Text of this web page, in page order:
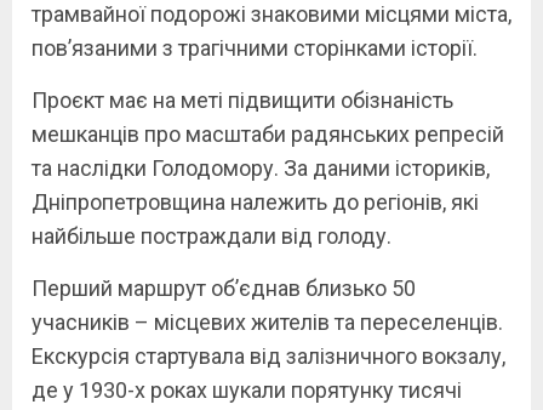
трамвайної подорожі знаковими місцями міста,
пов’язаними з трагічними сторінками історії.
Проєкт має на меті підвищити обізнаність
мешканців про масштаби радянських репресій
та наслідки Голодомору. За даними істориків,
Дніпропетровщина належить до регіонів, які
найбільше постраждали від голоду.
Перший маршрут об’єднав близько 50
учасників – місцевих жителів та переселенців.
Екскурсія стартувала від залізничного вокзалу,
де у 1930-х роках шукали порятунку тисячі